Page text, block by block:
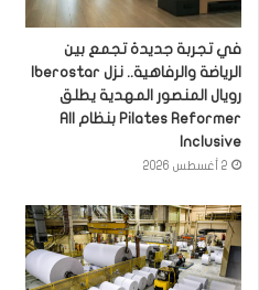
في تجربة جديدة تجمع بين
رويال المنصور المهدية يطلق
Pilates Reformer بنظام All
Inclusive
2 أغسطس 2026